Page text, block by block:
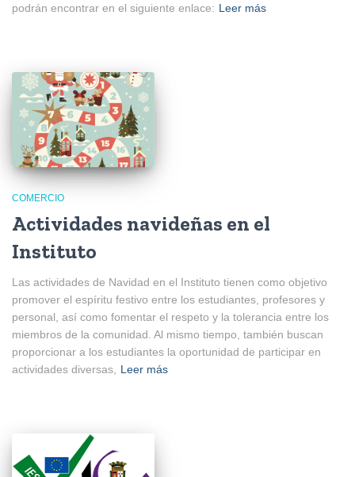
podrán encontrar en el siguiente enlace: Leer más
COMERCIO
Actividades navideñas en el
Instituto
Las actividades de Navidad en el Instituto tienen como objetivo
promover el espíritu festivo entre los estudiantes, profesores y
personal, así como fomentar el respeto y la tolerancia entre los
miembros de la comunidad. Al mismo tiempo, también buscan
proporcionar a los estudiantes la oportunidad de participar en
actividades diversas,
Leer más